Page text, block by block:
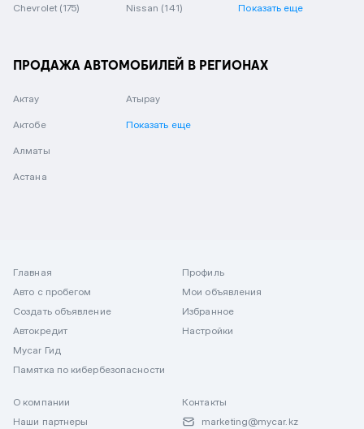
Chevrolet (175) Nissan (141) Показать еще
ПРОДАЖА АВТОМОБИЛЕЙ В РЕГИОНАХ
Актау
Актобе
Алматы
Астана
Атырау
Показать еще
Главная
Авто с пробегом
Создать объявление
Автокредит
Mycar Гид
Памятка по кибербезопасности
Профиль
Мои объявления
Избранное
Настройки
О компании
Наши партнеры
Контакты
marketing@mycar.kz